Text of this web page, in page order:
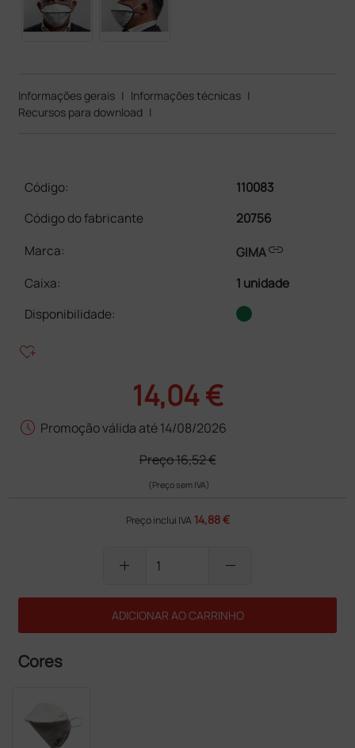
Informações gerais | Informações técnicas |
Recursos para download |
Código:
110083
Código do fabricante
20756
Marca:
GIMAlink
Caixa:
1 unidade
Disponibilidade:
heart_plus
14,04 €
schedule Promoção válida até 14/08/2026
Preço16,52 €
(Preço sem IVA)
Preço inclui IVA 14,88 €
add remove
ADICIONAR AO CARRINHO
Cores